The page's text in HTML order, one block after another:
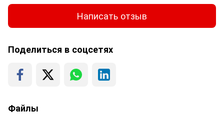
Написать отзыв
Поделиться в соцсетях
Файлы